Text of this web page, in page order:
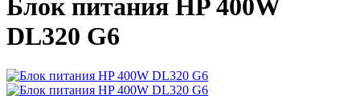
Блок питания HP 400W
DL320 G6